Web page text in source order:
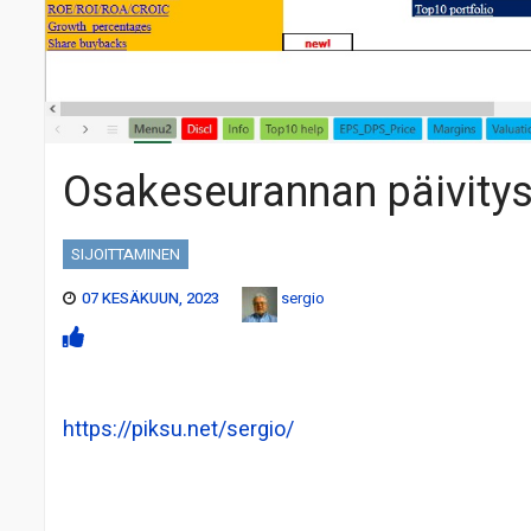
Osakeseurannan
SIJOITTAMINEN
07 KESÄKUUN, 2023
sergio
https://piksu.net/sergio/